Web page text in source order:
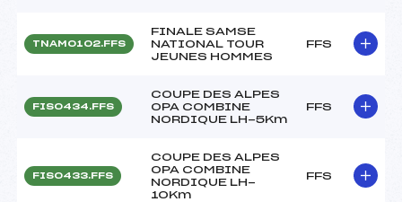
TNAM0102.FFS
FINALE SAMSE
NATIONAL TOUR
JEUNES HOMMES
FFS
FIS0434.FFS
COUPE DES ALPES
OPA COMBINE
NORDIQUE LH-5Km
FFS
FIS0433.FFS
COUPE DES ALPES
OPA COMBINE
NORDIQUE LH-
10Km
FFS